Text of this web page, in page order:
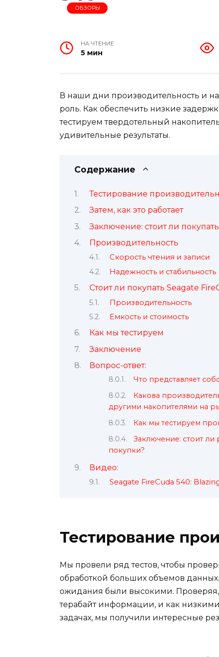
ОБЗОРЫ
НА ЧТЕНИЕ
5 мин
В наши дни производительность и
роль. Как обеспечить низкие
тестируем твердотельный
удивительные результаты.
Содержание
Тестирование
Затем, как это работает
Заключение: стоит ли
Производительность
Скорость чтения и записи
Надежность и стабильность
Стоит ли покупать Seagate
Производительность
Емкость и стоимость
Как мы тестируем
Заключение
Вопрос-ответ:
Что представляет
Какова
другими накопителями на
Как мы тестируем
Заключение: стоит ли
покупки?
Видео:
Seagate FireCuda 540:
Тестирование
Мы провели ряд тестов, чтобы
обработкой больших объемов
ожидания были высокими.
терабайт информации, и как
задачах, мы получили интересные